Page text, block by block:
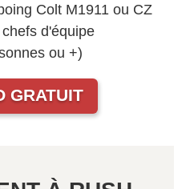
Colt M1911 ou CZ
d'équipe
ou +)
GRATUIT